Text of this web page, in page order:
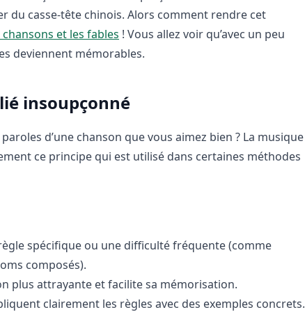
du casse-tête chinois. Alors comment rendre cet
chansons et les fables ! Vous allez voir qu’avec un peu
deviennent mémorables.
insoupçonné
d’une chanson que vous aimez bien ? La musique
ce principe qui est utilisé dans certaines méthodes
spécifique ou une difficulté fréquente (comme
composés).
plus attrayante et facilite sa mémorisation.
clairement les règles avec des exemples concrets.